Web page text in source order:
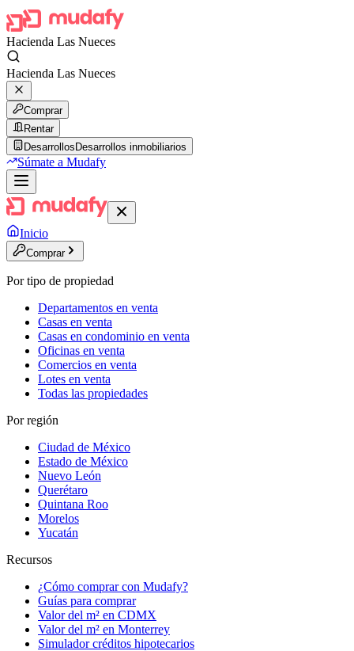
Hacienda Las Nueces
Hacienda Las Nueces
Comprar
Rentar
Desarrollos Desarrollos inmobiliarios
Súmate a Mudafy
Inicio
Comprar
Por tipo de propiedad
Departamentos en venta
Casas en venta
Casas en condominio en venta
Oficinas en venta
Comercios en venta
Lotes en venta
Todas las propiedades
Por región
Ciudad de México
Estado de México
Nuevo León
Querétaro
Quintana Roo
Morelos
Yucatán
Recursos
¿Cómo comprar con Mudafy?
Guías para comprar
Valor del m² en CDMX
Valor del m² en Monterrey
Simulador créditos hipotecarios